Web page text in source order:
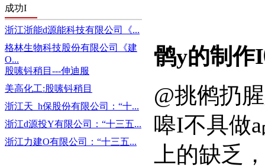
成功I
浙江浙能d源能科技有限公司《...
格林生物科技股份有限公司《建
O...
股嗉钭稍目---伸迪服
美高化工:股嗉钭稍目
浙江天_h保股份有限公司：“十...
浙江d源投Y有限公司：“十三五...
浙江力建O有限公司：“十三五...
鹘y的制
@挑鸺扔腥
嗥I不具做a
上的缺乏